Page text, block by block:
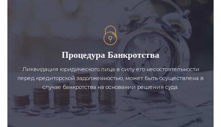
Процедура Банкротства
Ликвидация юридического лица в силу его несостоятельности
перед кредиторской задолженностью, может быть осуществлена в
случае банкротства на основании решения суда.